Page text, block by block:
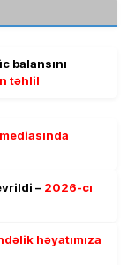
balansını
təhlil
– 2026-cı
həyatımıza